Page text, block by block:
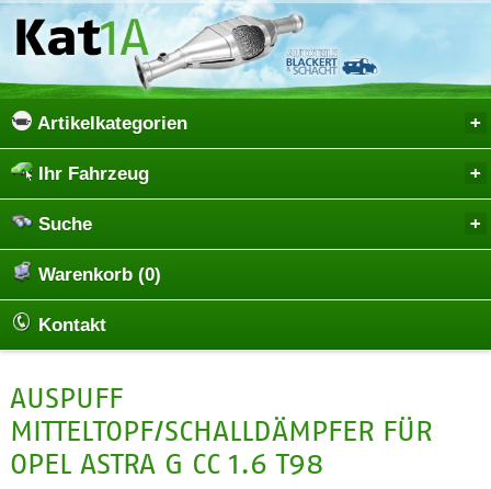
Artikelkategorien
Ihr Fahrzeug
Suche
Warenkorb (0)
Kontakt
AUSPUFF
MITTELTOPF/SCHALLDÄMPFER FÜR
OPEL ASTRA G CC 1.6 T98